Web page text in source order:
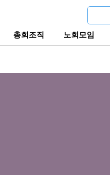
총회조직 노회모임